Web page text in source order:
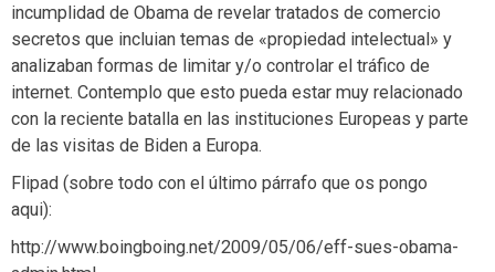
incumplidad de Obama de revelar tratados de comercio
secretos que incluian temas de «propiedad intelectual» y
analizaban formas de limitar y/o controlar el tráfico de
internet. Contemplo que esto pueda estar muy relacionado
con la reciente batalla en las instituciones Europeas y parte
de las visitas de Biden a Europa.
Flipad (sobre todo con el último párrafo que os pongo
aqui):
http://www.boingboing.net/2009/05/06/eff-sues-obama-